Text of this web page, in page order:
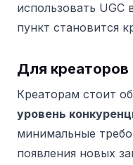
использовать UGC
пункт становится
Для креаторов
Креаторам стоит
уровень
минимальные
появления новых